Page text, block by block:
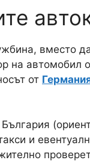
вместо
на автомобил
от
и